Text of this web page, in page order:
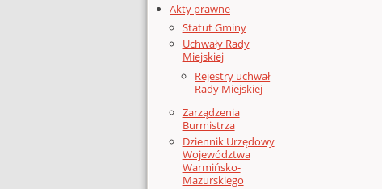
Akty prawne
Statut Gminy
Uchwały Rady
Miejskiej
Rejestry uchwał
Rady Miejskiej
Zarządzenia
Burmistrza
Dziennik Urzędowy
Województwa
Warmińsko-
Mazurskiego